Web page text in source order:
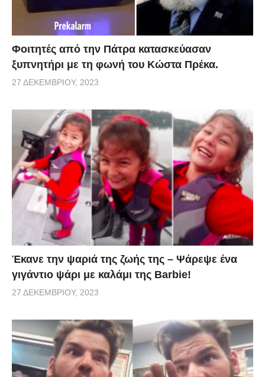
πράγματα
Φοιτητές από την Πάτρα κατασκεύασαν
ξυπνητήρι με τη φωνή του Κώστα Πρέκα.
27 ΔΕΚΕΜΒΡΊΟΥ, 2023
Έκανε την ψαριά της ζωής της – Ψάρεψε ένα
γιγάντιο ψάρι με καλάμι της Barbie!
27 ΔΕΚΕΜΒΡΊΟΥ, 2023